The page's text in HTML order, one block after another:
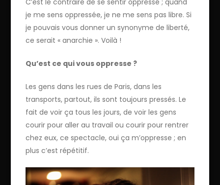
je me sens oppressée, je ne me sens pas libre. Si
je pouvais vous donner un synonyme de liberté,
ce serait « anarchie ». Voilà !
Qu’est ce qui vous oppresse ?
Les gens dans les rues de Paris, dans les
transports, partout, ils sont toujours pressés. Le
fait de voir ça tous les jours, de voir les gens
courir pour aller au travail ou courir pour rentrer
chez eux, ce spectacle, oui ça m’oppresse ; en
plus c’est répétitif.